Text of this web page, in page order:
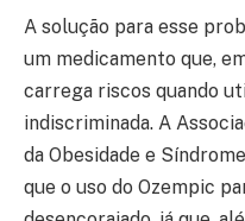
A solução para esse
um medicamento que,
carrega riscos quando
indiscriminada. A
da Obesidade e
que o uso do Ozempic